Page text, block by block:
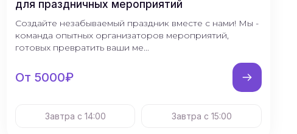
для праздничных мероприятий
Создайте незабываемый праздник вместе с нами! Мы -
команда опытных организаторов мероприятий,
готовых превратить ваши ме...
От 5000₽
Завтра с 14:00 Завтра с 15:00